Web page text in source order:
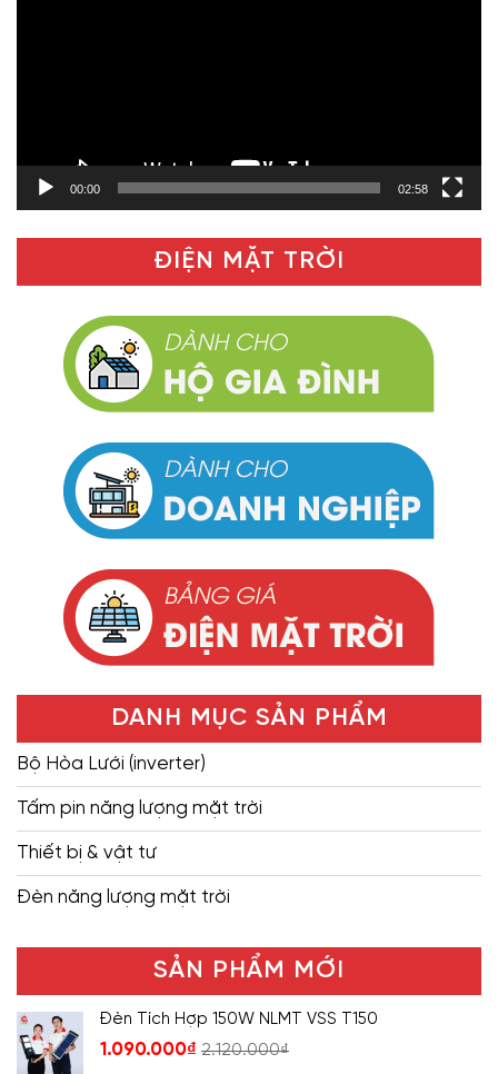
00:00 02:58
ĐIỆN MẶT TRỜI
DANH MỤC SẢN PHẨM
Bộ Hòa Lưới (inverter)
Tấm pin năng lượng mặt trời
Thiết bị & vật tư
Đèn năng lượng mặt trời
SẢN PHẨM MỚI
Đèn Tích Hợp 150W NLMT VSS T150
1.090.000₫ 2.120.000₫